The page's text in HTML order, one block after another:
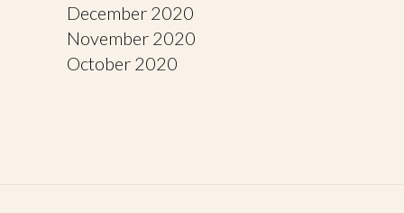
December 2020
November 2020
October 2020